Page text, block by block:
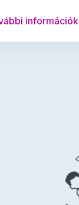
információk